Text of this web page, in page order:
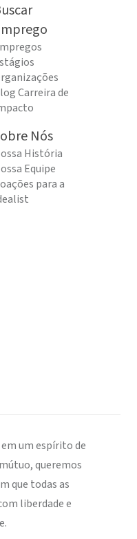
Carreira de
Nós
História
Equipe
para a
um espírito de
queremos
que todas as
liberdade e